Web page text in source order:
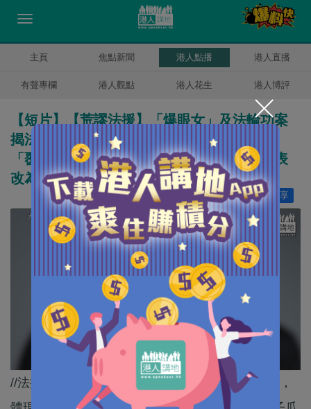
主頁 焦點新聞 港人點播 港人直播
有聲專欄 港人觀點 港人花生 港人博評
【短片】【荒謬法援】「爆眼女」及法輪功案
揭法援漏洞、傅健慈：荒謬、把關不力！自
「覆核狂」郭卓堅起被濫用、倡自選律師代表
改為隨機派案！
分享
讚好 23
//法援原意係俾無經濟能力嘅人獲公帑援助打官司，